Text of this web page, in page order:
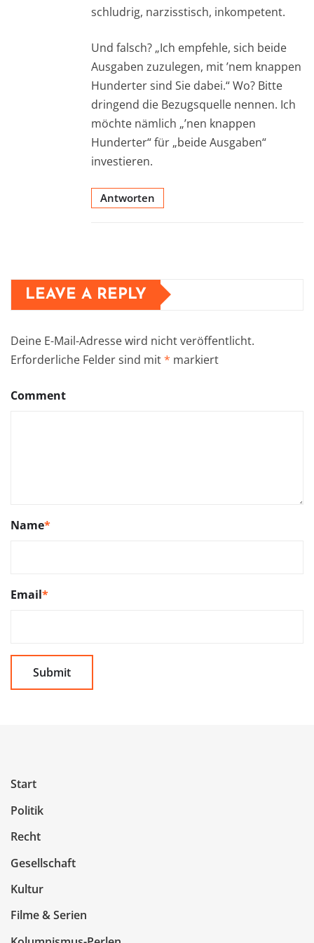
schludrig, narzisstisch, inkompetent.
Und falsch? „Ich empfehle, sich beide
Ausgaben zuzulegen, mit ’nem knappen
Hunderter sind Sie dabei.“ Wo? Bitte
dringend die Bezugsquelle nennen. Ich
möchte nämlich „’nen knappen
Hunderter“ für „beide Ausgaben“
investieren.
Antworten
LEAVE A REPLY
Deine E-Mail-Adresse wird nicht veröffentlicht.
Erforderliche Felder sind mit* markiert
Comment
Name*
Email*
Start
Politik
Recht
Gesellschaft
Kultur
Filme & Serien